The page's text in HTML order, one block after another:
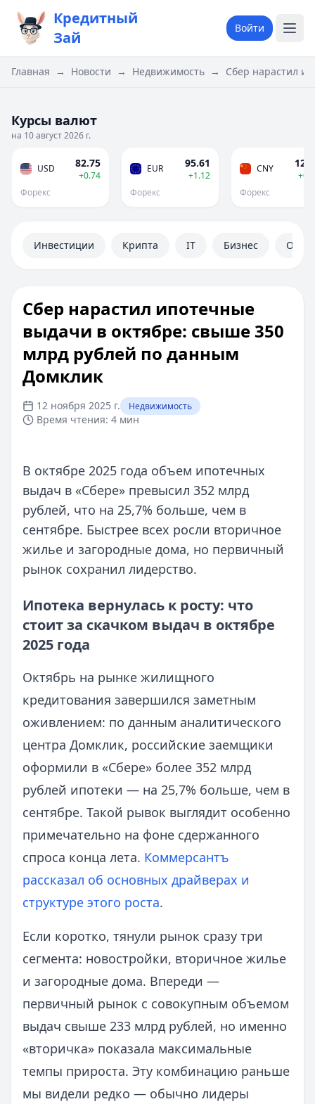
Кредитный
Зай
Войти
Главная → Новости → Недвижимость → Сбер нарастил
Курсы валют
на 10 август 2026 г.
USD 82.75
+0.74
Форекс
EUR 95.61
+1.12
Форекс
CNY
Форекс
Инвестиции Крипта IT Бизнес
Сбер нарастил ипотечные
выдачи в октябре: свыше 350
млрд рублей по данным
Домклик
12 ноября 2025 г. Недвижимость
Время чтения: 4 мин
В октябре 2025 года объем ипотечных
выдач в «Сбере» превысил 352 млрд
рублей, что на 25,7% больше, чем в
сентябре. Быстрее всех росли вторичное
жилье и загородные дома, но первичный
рынок сохранил лидерство.
Ипотека вернулась к росту: что
стоит за скачком выдач в октябре
2025 года
Октябрь на рынке жилищного
кредитования завершился заметным
оживлением: по данным аналитического
центра Домклик, российские заемщики
оформили в «Сбере» более 352 млрд
рублей ипотеки — на 25,7% больше, чем в
сентябре. Такой рывок выглядит особенно
примечательно на фоне сдержанного
спроса конца лета. Коммерсантъ
рассказал об основных драйверах и
структуре этого роста.
Если коротко, тянули рынок сразу три
сегмента: новостройки, вторичное жилье
и загородные дома. Впереди —
первичный рынок с совокупным объемом
выдач свыше 233 млрд рублей, но именно
«вторичка» показала максимальные
темпы прироста. Эту комбинацию раньше
мы видели редко — обычно лидеры